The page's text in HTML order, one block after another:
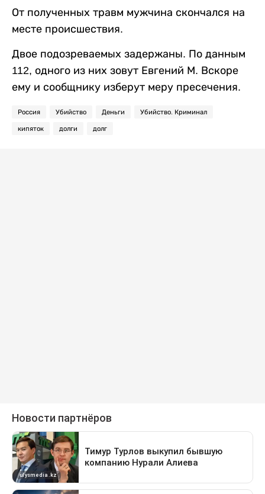
От полученных травм мужчина скончался на
месте происшествия.
Двое подозреваемых задержаны. По данным
112, одного из них зовут Евгений М. Вскоре
ему и сообщнику изберут меру пресечения.
Россия Убийство Деньги Убийство. Криминал
кипяток долги долг